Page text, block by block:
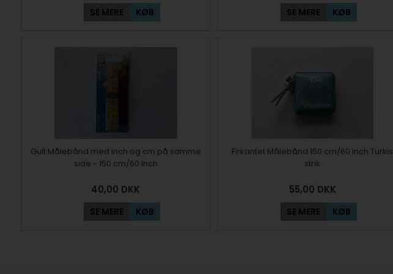
SE MERE KØB SE MERE KØB
Gult Målebånd med inch og cm på samme
side - 150 cm/60 Inch
40,00 DKK
SE MERE KØB
Firkantet Målebånd 150 cm/60 Inch Turkis
strik
55,00 DKK
SE MERE KØB